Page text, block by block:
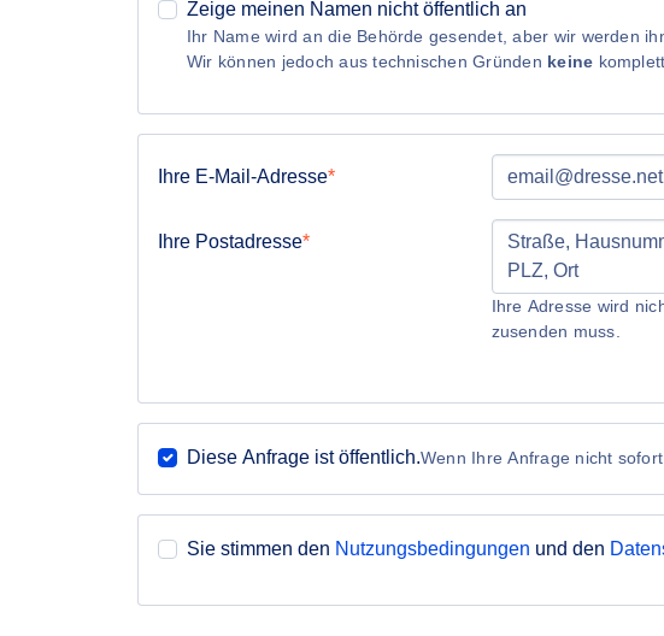
Zeige meinen Namen nicht öffentlich an
Ihr Name wird an die Behörde gesendet, aber wir werden
Wir können jedoch aus technischen Gründen keine
Ihre E-Mail-Adresse
Ihre Postadresse
Ihre Adresse wird
zusenden muss.
Diese Anfrage ist öffentlich.Wenn Ihre Anfrage nicht
Sie stimmen den Nutzungsbedingungen und den